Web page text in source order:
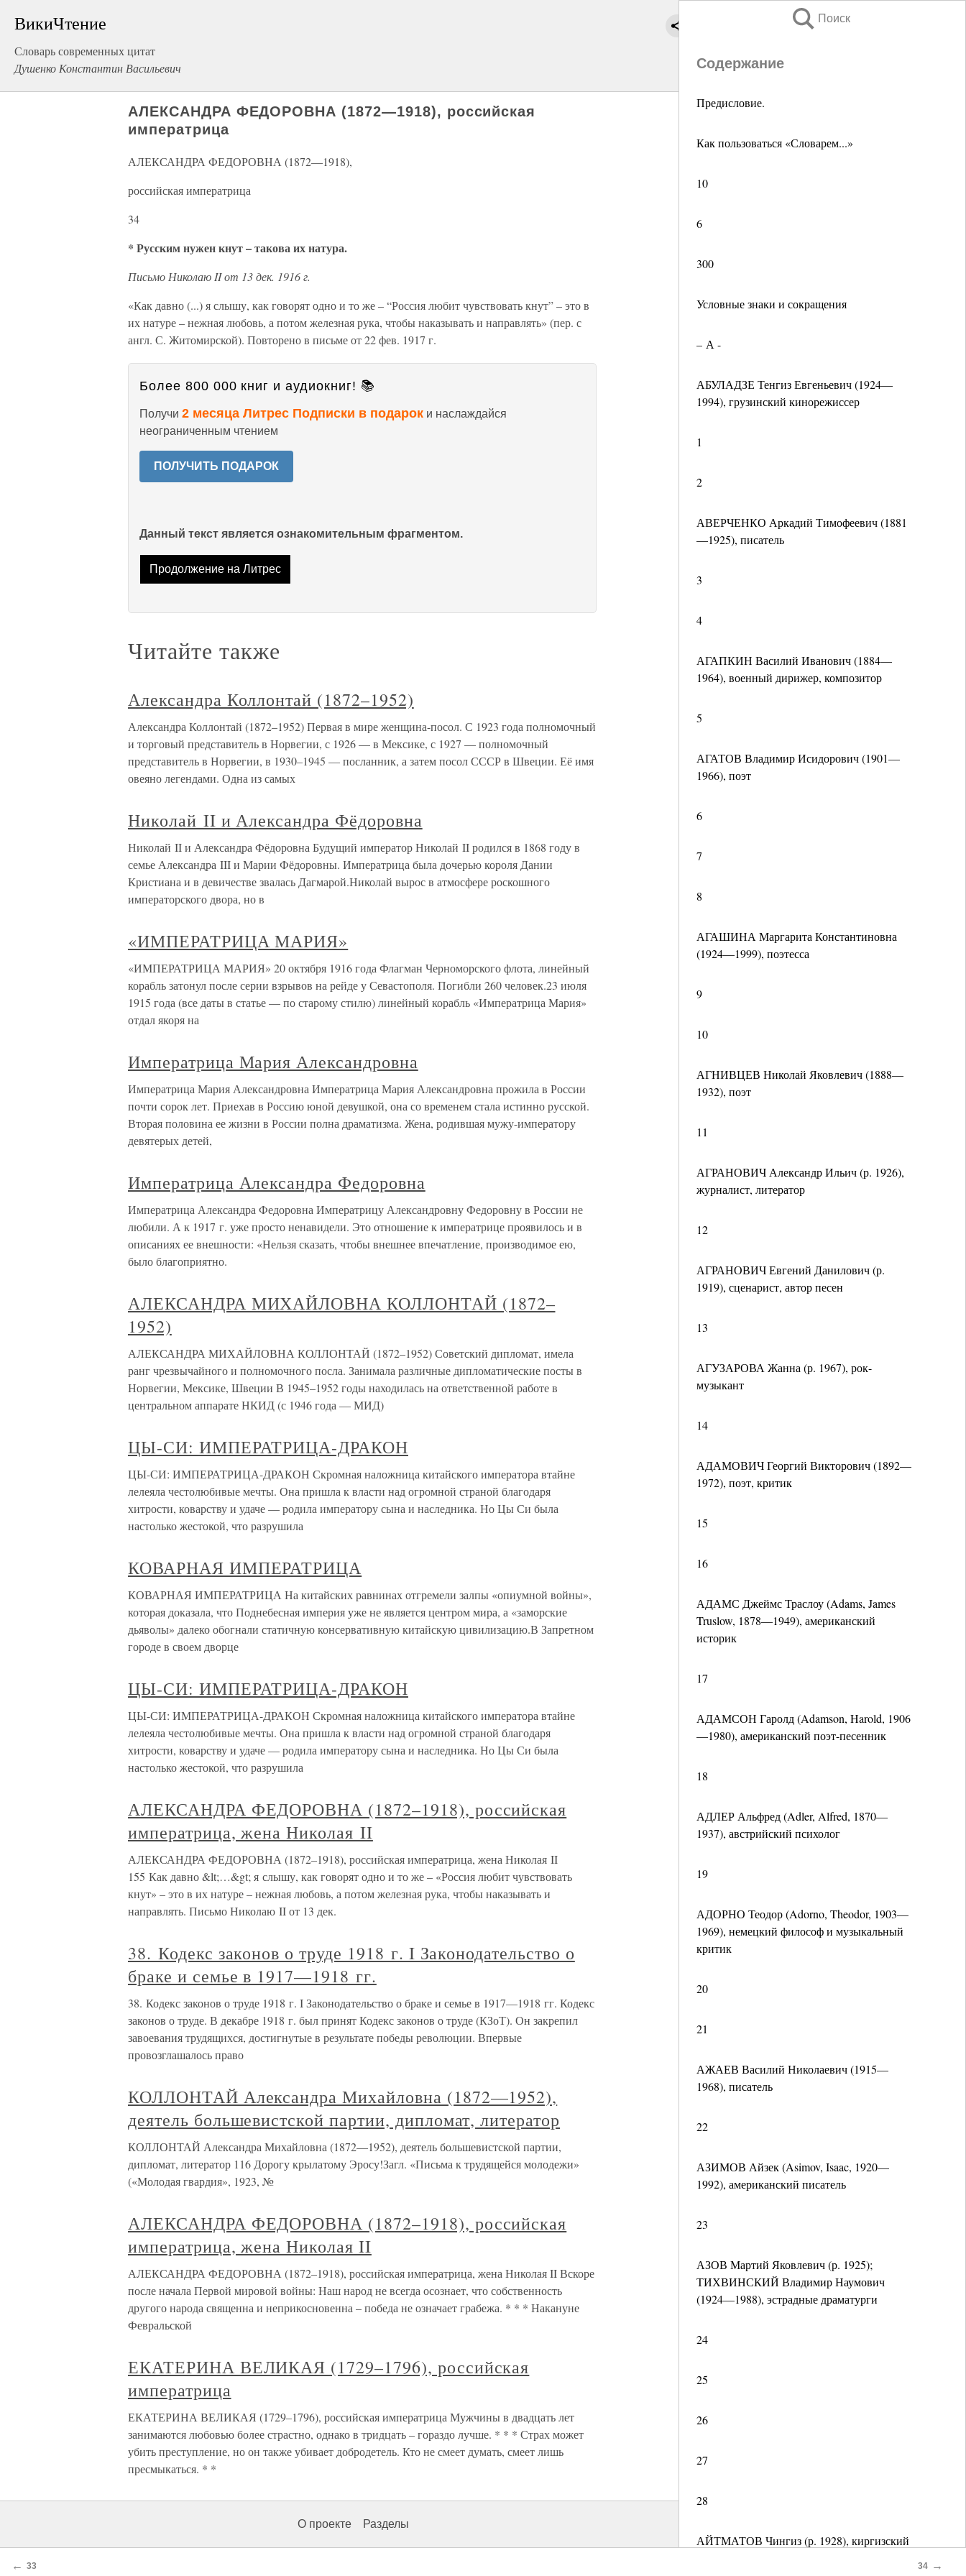
ВикиЧтение
Словарь современных цитат
Душенко Константин Васильевич
Поиск
Содержание
Предисловие.
Как пользоваться «Словарем...»
10
6
300
Условные знаки и сокращения
– А -
АБУЛАДЗЕ Тенгиз Евгеньевич (1924—
1994), грузинский кинорежиссер
1
2
АВЕРЧЕНКО Аркадий Тимофеевич (1881
—1925), писатель
3
4
АГАПКИН Василий Иванович (1884—
1964), военный дирижер, композитор
5
АГАТОВ Владимир Исидорович (1901—
1966), поэт
6
7
8
АГАШИНА Маргарита Константиновна
(1924—1999), поэтесса
9
10
АГНИВЦЕВ Николай Яковлевич (1888—
1932), поэт
11
АГРАНОВИЧ Александр Ильич (р. 1926),
журналист, литератор
12
АГРАНОВИЧ Евгений Данилович (р.
1919), сценарист, автор песен
13
АГУЗАРОВА Жанна (р. 1967), рок-
музыкант
14
АДАМОВИЧ Георгий Викторович (1892—
1972), поэт, критик
15
16
АДАМС Джеймс Траслоу (Adams, James
Truslow, 1878—1949), американский
историк
17
АДАМСОН Гаролд (Adamson, Harold, 1906
—1980), американский поэт-песенник
18
АДЛЕР Альфред (Adler, Alfred, 1870—
1937), австрийский психолог
19
АДОРНО Теодор (Adorno, Theodor, 1903—
1969), немецкий философ и музыкальный
критик
20
21
АЖАЕВ Василий Николаевич (1915—
1968), писатель
22
АЗИМОВ Айзек (Asimov, Isaac, 1920—
1992), американский писатель
23
АЗОВ Мартий Яковлевич (р. 1925);
ТИХВИНСКИЙ Владимир Наумович
(1924—1988), эстрадные драматурги
24
25
26
27
28
АЙТМАТОВ Чингиз (р. 1928), киргизский
АЛЕКСАНДРА ФЕДОРОВНА (1872—1918), российская
императрица
АЛЕКСАНДРА ФЕДОРОВНА (1872—1918),
российская императрица
34
* Русским нужен кнут – такова их натура.
Письмо Николаю II от 13 дек. 1916 г.
«Как давно (...) я слышу, как говорят одно и то же – “Россия любит чувствовать кнут” – это в
их натуре – нежная любовь, а потом железная рука, чтобы наказывать и направлять» (пер. с
англ. С. Житомирской). Повторено в письме от 22 фев. 1917 г.
Более 800 000 книг и аудиокниг! 📚
Получи 2 месяца Литрес Подписки в подарок и наслаждайся
неограниченным чтением
ПОЛУЧИТЬ ПОДАРОК
Данный текст является ознакомительным фрагментом.
Продолжение на Литрес
Читайте также
Александра Коллонтай (1872–1952)
Александра Коллонтай (1872–1952) Первая в мире женщина-посол. С 1923 года полномочный
и торговый представитель в Норвегии, с 1926 — в Мексике, с 1927 — полномочный
представитель в Норвегии, в 1930–1945 — посланник, а затем посол СССР в Швеции. Её имя
овеяно легендами. Одна из самых
Николай II и Александра Фёдоровна
Николай II и Александра Фёдоровна Будущий император Николай II родился в 1868 году в
семье Александра III и Марии Фёдоровны. Императрица была дочерью короля Дании
Кристиана и в девичестве звалась Дагмарой.Николай вырос в атмосфере роскошного
императорского двора, но в
«ИМПЕРАТРИЦА МАРИЯ»
«ИМПЕРАТРИЦА МАРИЯ» 20 октября 1916 года Флагман Черноморского флота, линейный
корабль затонул после серии взрывов на рейде у Севастополя. Погибли 260 человек.23 июля
1915 года (все даты в статье — по старому стилю) линейный корабль «Императрица Мария»
отдал якоря на
Императрица Мария Александровна
Императрица Мария Александровна Императрица Мария Александровна прожила в России
почти сорок лет. Приехав в Россию юной девушкой, она со временем стала истинно русской.
Вторая половина ее жизни в России полна драматизма. Жена, родившая мужу-императору
девятерых детей,
Императрица Александра Федоровна
Императрица Александра Федоровна Императрицу Александровну Федоровну в России не
любили. А к 1917 г. уже просто ненавидели. Это отношение к императрице проявилось и в
описаниях ее внешности: «Нельзя сказать, чтобы внешнее впечатление, производимое ею,
было благоприятно.
АЛЕКСАНДРА МИХАЙЛОВНА КОЛЛОНТАЙ (1872–
1952)
АЛЕКСАНДРА МИХАЙЛОВНА КОЛЛОНТАЙ (1872–1952) Советский дипломат, имела
ранг чрезвычайного и полномочного посла. Занимала различные дипломатические посты в
Норвегии, Мексике, Швеции В 1945–1952 годы находилась на ответственной работе в
центральном аппарате НКИД (с 1946 года — МИД)
ЦЫ-СИ: ИМПЕРАТРИЦА-ДРАКОН
ЦЫ-СИ: ИМПЕРАТРИЦА-ДРАКОН Скромная наложница китайского императора втайне
лелеяла честолюбивые мечты. Она пришла к власти над огромной страной благодаря
хитрости, коварству и удаче — родила императору сына и наследника. Но Цы Си была
настолько жестокой, что разрушила
КОВАРНАЯ ИМПЕРАТРИЦА
КОВАРНАЯ ИМПЕРАТРИЦА На китайских равнинах отгремели залпы «опиумной войны»,
которая доказала, что Поднебесная империя уже не является центром мира, а «заморские
дьяволы» далеко обогнали статичную консервативную китайскую цивилизацию.В Запретном
городе в своем дворце
ЦЫ-СИ: ИМПЕРАТРИЦА-ДРАКОН
ЦЫ-СИ: ИМПЕРАТРИЦА-ДРАКОН Скромная наложница китайского императора втайне
лелеяла честолюбивые мечты. Она пришла к власти над огромной страной благодаря
хитрости, коварству и удаче — родила императору сына и наследника. Но Цы Си была
настолько жестокой, что разрушила
АЛЕКСАНДРА ФЕДОРОВНА (1872–1918), российская
императрица, жена Николая II
АЛЕКСАНДРА ФЕДОРОВНА (1872–1918), российская императрица, жена Николая II
155 Как давно &lt;…&gt; я слышу, как говорят одно и то же – «Россия любит чувствовать
кнут» – это в их натуре – нежная любовь, а потом железная рука, чтобы наказывать и
направлять. Письмо Николаю II от 13 дек.
38. Кодекс законов о труде 1918 г. I Законодательство о
браке и семье в 1917—1918 гг.
38. Кодекс законов о труде 1918 г. I Законодательство о браке и семье в 1917—1918 гг. Кодекс
законов о труде. В декабре 1918 г. был принят Кодекс законов о труде (КЗоТ). Он закрепил
завоевания трудящихся, достигнутые в результате победы революции. Впервые
провозглашалось право
КОЛЛОНТАЙ Александра Михайловна (1872—1952),
деятель большевистской партии, дипломат, литератор
КОЛЛОНТАЙ Александра Михайловна (1872—1952), деятель большевистской партии,
дипломат, литератор 116 Дорогу крылатому Эросу!Загл. «Письма к трудящейся молодежи»
(«Молодая гвардия», 1923, №
АЛЕКСАНДРА ФЕДОРОВНА (1872–1918), российская
императрица, жена Николая II
АЛЕКСАНДРА ФЕДОРОВНА (1872–1918), российская императрица, жена Николая II Вскоре
после начала Первой мировой войны: Наш народ не всегда осознает, что собственность
другого народа священна и неприкосновенна – победа не означает грабежа. * * * Накануне
Февральской
ЕКАТЕРИНА ВЕЛИКАЯ (1729–1796), российская
императрица
ЕКАТЕРИНА ВЕЛИКАЯ (1729–1796), российская императрица Мужчины в двадцать лет
занимаются любовью более страстно, однако в тридцать – гораздо лучше. * * * Страх может
убить преступление, но он также убивает добродетель. Кто не смеет думать, смеет лишь
пресмыкаться. * *
О проекте Разделы
← 33 34 →